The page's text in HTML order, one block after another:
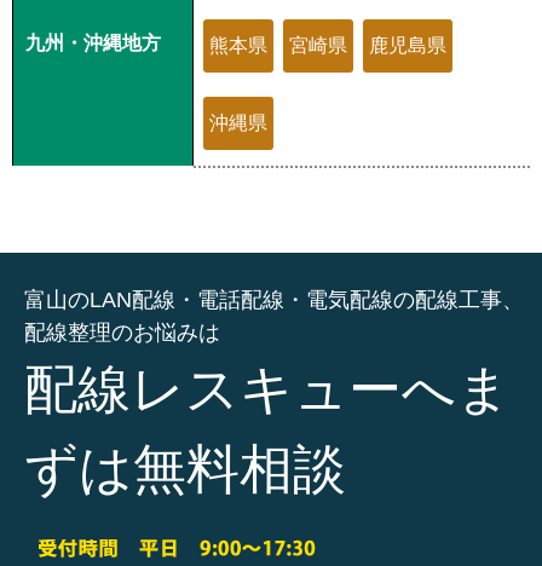
九州・沖縄地方 熊本県 宮崎県 鹿児島県
沖縄県
富山のLAN配線・電話配線・電気配線の配線工事、
配線整理のお悩みは
配線レスキューへま
ずは無料相談